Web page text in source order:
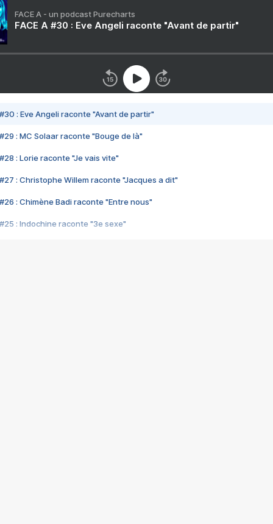
FACE A - un podcast Purecharts
FACE A #30 : Eve Angeli raconte "Avant de partir"
#30 : Eve Angeli raconte "Avant de partir"
#29 : MC Solaar raconte "Bouge de là"
#28 : Lorie raconte "Je vais vite"
#27 : Christophe Willem raconte "Jacques a dit"
#26 : Chimène Badi raconte "Entre nous"
#25 : Indochine raconte "3e sexe"